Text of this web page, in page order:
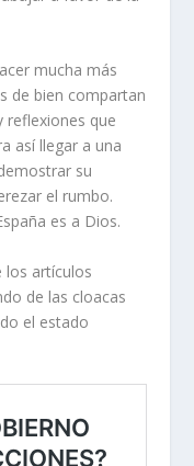
mucha más
de bien compartan
reflexiones que
así llegar a una
su
el rumbo.
es a Dios.
los artículos
de las cloacas
el estado